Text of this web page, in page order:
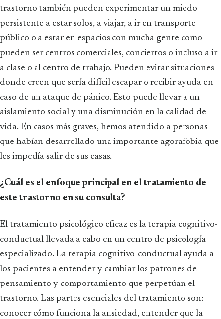
trastorno también pueden experimentar un miedo
persistente a estar solos, a viajar, a ir en transporte
público o a estar en espacios con mucha gente como
pueden ser centros comerciales, conciertos o incluso a ir
a clase o al centro de trabajo. Pueden evitar situaciones
donde creen que sería difícil escapar o recibir ayuda en
caso de un ataque de pánico. Esto puede llevar a un
aislamiento social y una disminución en la calidad de
vida. En casos más graves, hemos atendido a personas
que habían desarrollado una importante agorafobia que
les impedía salir de sus casas.
¿Cuál es el enfoque principal en el tratamiento de
este trastorno en su consulta?
El tratamiento psicológico eficaz es la terapia cognitivo-
conductual llevada a cabo en un centro de psicología
especializado. La terapia cognitivo-conductual ayuda a
los pacientes a entender y cambiar los patrones de
pensamiento y comportamiento que perpetúan el
trastorno. Las partes esenciales del tratamiento son:
conocer cómo funciona la ansiedad, entender que la